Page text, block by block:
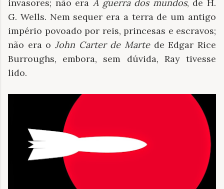
invasores; não era A guerra dos mundos, de H.
G. Wells. Nem sequer era a terra de um antigo
império povoado por reis, princesas e escravos;
não era o John Carter de Martede Edgar Rice
Burroughs, embora, sem dúvida, Ray tivesse
lido.